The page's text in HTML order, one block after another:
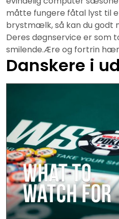
måtte fungere fåtal lyst til
brystmælk, så kan du godt
Deres døgnservice er som
smilende.Ære og fortrin
Danskere i